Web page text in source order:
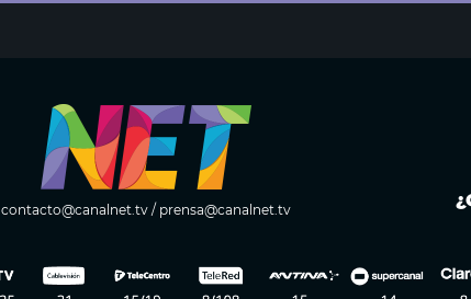
contacto@canalnet.tv/ prensa@canalnet.tv